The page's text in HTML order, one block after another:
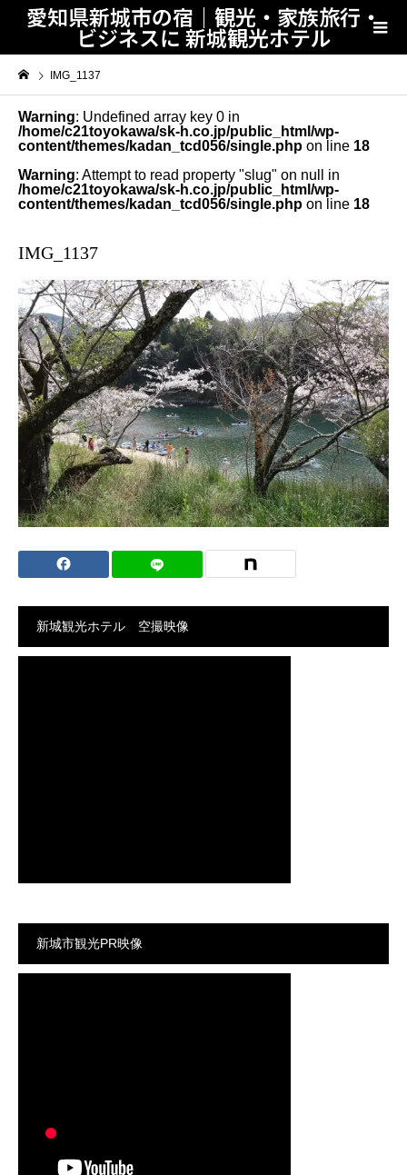
愛知県新城市の宿｜観光・家族旅行・
ビジネスに 新城観光ホテル
IMG_1137
Warning: Undefined array key 0 in
/home/c21toyokawa/sk-h.co.jp/public_html/wp-
content/themes/kadan_tcd056/single.php on line 18
Warning: Attempt to read property "slug" on null in
/home/c21toyokawa/sk-h.co.jp/public_html/wp-
content/themes/kadan_tcd056/single.php on line 18
IMG_1137
新城観光ホテル 空撮映像
新城市観光PR映像